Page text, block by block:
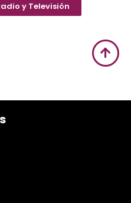
y Televisión